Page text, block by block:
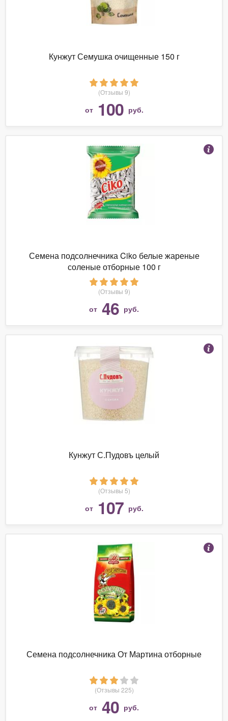
Кунжут Семушка очищенные 150 г
(Отзывы 9)
от 100 руб.
Семена подсолнечника Ciko белые жареные
соленые отборные 100 г
(Отзывы 9)
от 46 руб.
Кунжут С.Пудовъ целый
(Отзывы 5)
от 107 руб.
Семена подсолнечника От Мартина отборные
(Отзывы 225)
от 40 руб.